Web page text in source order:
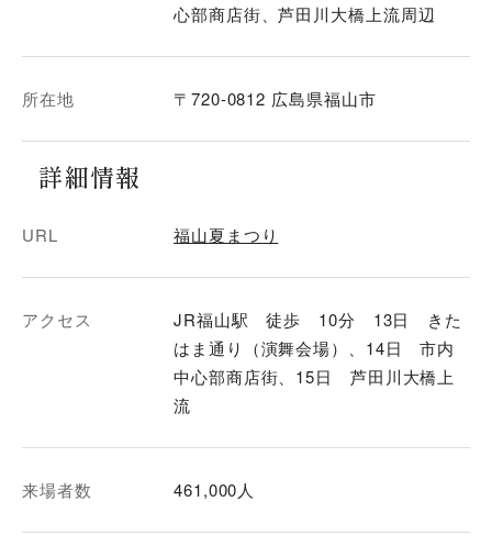
心部商店街、芦田川大橋上流周辺
所在地 〒720-0812 広島県福山市
詳細情報
URL 福山夏まつり
アクセス
JR福山駅 徒歩 10分 13日 きた
はま通り（演舞会場）、14日 市内
中心部商店街、15日 芦田川大橋上
流
来場者数 461,000人